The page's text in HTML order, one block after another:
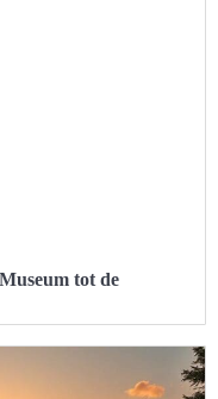
tot de